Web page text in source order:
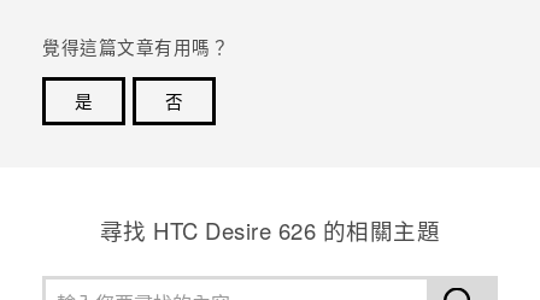
覺得這篇文章有用嗎？
是
否
尋找 HTC Desire 626 的相關主題